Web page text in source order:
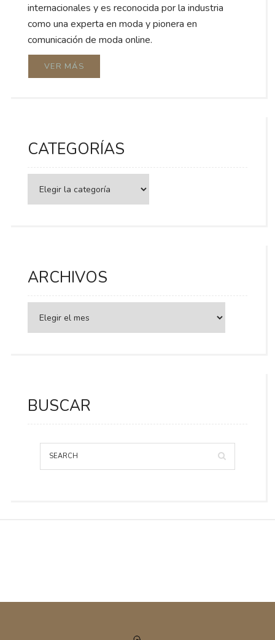
internacionales y es reconocida por la industria
como una experta en moda y pionera en
comunicación de moda online.
VER MÁS
CATEGORÍAS
ARCHIVOS
BUSCAR